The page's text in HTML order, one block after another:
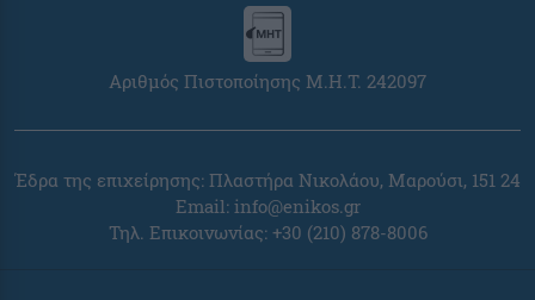
Αριθμός Πιστοποίησης Μ.Η.Τ. 242097
Έδρα της επιχείρησης: Πλαστήρα Νικολάου, Μαρούσι, 151 24
Email: info@enikos.gr
Τηλ. Επικοινωνίας: +30 (210) 878-8006